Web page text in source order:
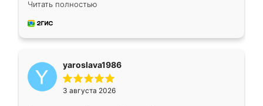
довольны работой. Спасибо Ренессанс
мебель за качественную работу!
Читать полностью
yaroslava1986
3 августа 2026